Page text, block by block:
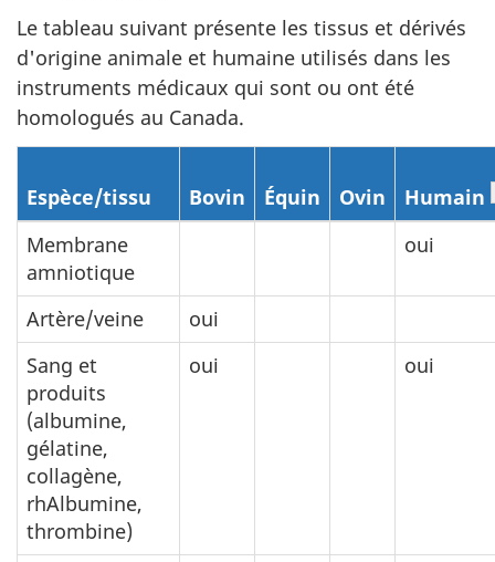
Le tableau suivant présente les tissus et dérivés
d'origine animale et humaine utilisés dans les
instruments médicaux qui sont ou ont été
homologués au Canada.
Espèce/tissu Bovin Équin Ovin
Humain
Membrane
amniotique
oui
Artère/veine
oui
Sang et
produits
(albumine,
gélatine,
collagène,
rhAlbumine,
thrombine)
oui oui